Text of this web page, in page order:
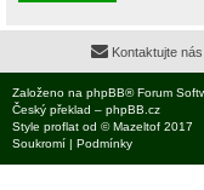
Kontaktujte nás
Založeno na phpBB® Forum
Český překlad – phpBB.cz
Style proflat od ©Mazeltof 2017
Soukromí | Podmínky